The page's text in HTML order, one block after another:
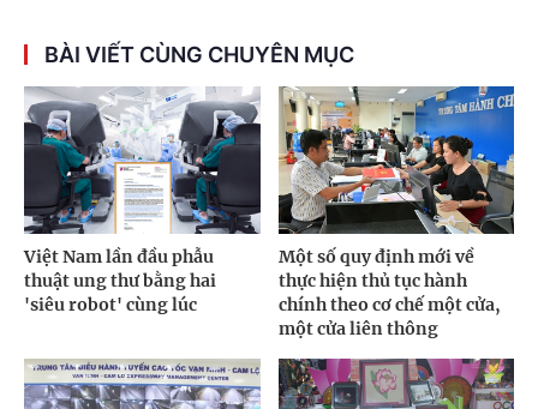
BÀI VIẾT CÙNG CHUYÊN MỤC
Việt Nam lần đầu phẫu
thuật ung thư bằng hai
'siêu robot' cùng lúc
Một số quy định mới về
thực hiện thủ tục hành
chính theo cơ chế một cửa,
một cửa liên thông